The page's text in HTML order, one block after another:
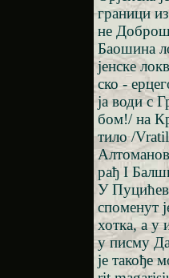
граници
не
Баошина
јенске
ско -
ја води с
бом!/ на
тило /
рађ I
У
споменут
хотка, а у
у писму
је